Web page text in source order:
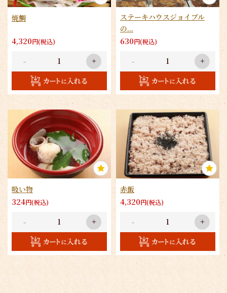
焼鯛
4,320円(税込)
- +
ステーキハウスジョイブル
の...
630円(税込)
- +
吸い物
324円(税込)
- +
赤飯
4,320円(税込)
- +